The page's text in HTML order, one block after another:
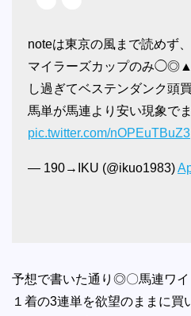
noteは東京の風まで読めず、
マイラーズカップのみ
し過ぎてベステンダンク頭
馬単が馬連より安い現象で
pic.twitter.com/nOPEuTBuZ3
— 190→IKU (@ikuo1983)
予想で書いた通り◎〇馬連ワ
１着の3連単を欲望のままに買